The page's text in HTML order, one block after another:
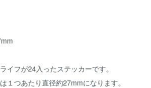
イフが24入ったステッカーです。
１つあたり直径約27mmになります。